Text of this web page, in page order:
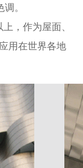
。
，作为屋面、
用在世界各地